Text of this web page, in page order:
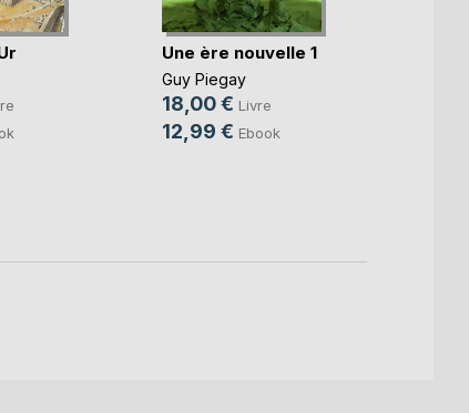
Une ère nouvelle 1
Guy Piegay
18,00 € Livre
12,99 € Ebook